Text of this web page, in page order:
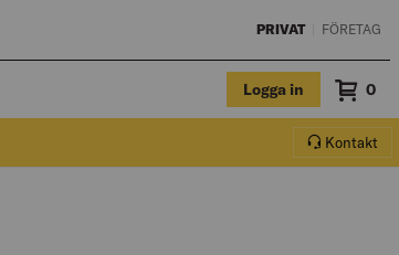
PRIVAT FÖRETAG
Logga in 0
Kontakt